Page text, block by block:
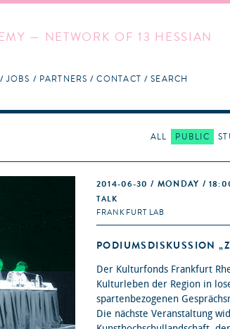
— NETWORK OF 13 HESSIAN
JOBS PARTNERS CONTACT SEARCH
ALL PUBLIC
2014-06-30 / MONDAY /
TALK
FRANKFURT LAB
PODIUMSDISKUSSION
Der Kulturfonds Frankfurt
Kulturleben der Region in
spartenbezogenen
Die nächste Veranstaltung